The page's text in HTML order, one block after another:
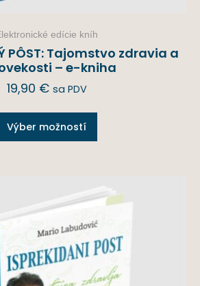
edície kníh
PÔST: Tajomstvo zdravia a
– e-kniha
19,90 € sa PDV
Výber možností